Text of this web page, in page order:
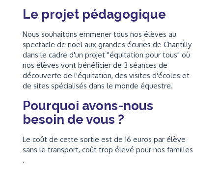
Le projet pédagogique
Nous souhaitons emmener tous nos élèves au
spectacle de noël aux grandes écuries de Chantilly
dans le cadre d'un projet "équitation pour tous" où
nos élèves vont bénéficier de 3 séances de
découverte de l'équitation, des visites d'écoles et
de sites spécialisés dans le monde équestre.
Pourquoi avons-nous
besoin de vous ?
Le coût de cette sortie est de 16 euros par élève
sans le transport, coût trop élevé pour nos familles
.